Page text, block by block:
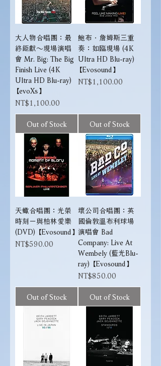
大人物合唱團：最
終鉅獻～現場演唱
會 Mr. Big: The Big
Finish Live (4K
Ultra HD Blu-ray)
【evoXs】
Price
NT$1,100.00
Out of Stock
鮑布．詹姆斯三重
奏：如臨現場 (4K
Ultra HD Blu-ray)
【Evosound】
Price
NT$1,100.00
Out of Stock
天蠍合唱團：光榮
時刻－與柏林愛樂
(DVD) 【Evosound】
Price
NT$590.00
Out of Stock
壞公司合唱團：英
國倫敦溫布利球場
演唱會 Bad
Company: Live At
Wembely (藍光Blu-
ray) 【Evosound】
Price
NT$850.00
Out of Stock